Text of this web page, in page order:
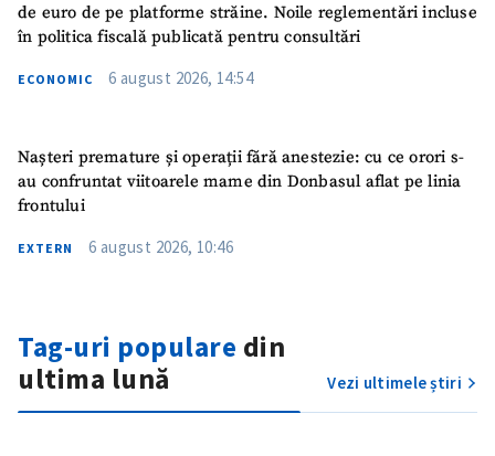
de euro de pe platforme străine. Noile reglementări incluse
în politica fiscală publicată pentru consultări
ECONOMIC 6 august 2026, 14:54
Nașteri premature și operații fără anestezie: cu ce orori s-
au confruntat viitoarele mame din Donbasul aflat pe linia
frontului
EXTERN 6 august 2026, 10:46
Tag-uri populare din
ultima lună
Vezi ultimele știri